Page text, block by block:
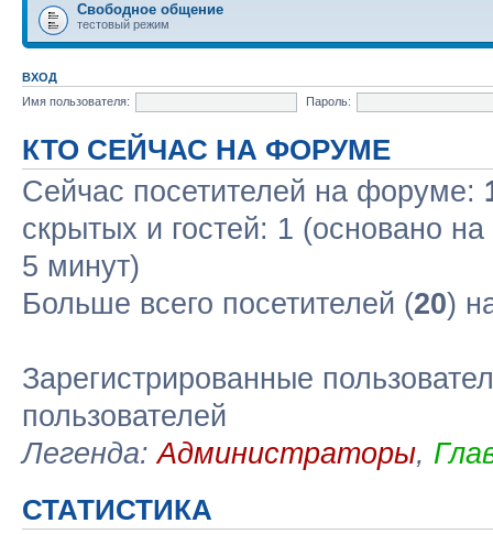
Свободное общение
тестовый режим
ВХОД
Имя пользователя:
Пароль:
КТО СЕЙЧАС НА ФОРУМЕ
Сейчас посетителей на форуме:
скрытых и гостей: 1 (основано
5 минут)
Больше всего посетителей (20)
Зарегистрированные
пользователей
Легенда:Администраторы,
СТАТИСТИКА